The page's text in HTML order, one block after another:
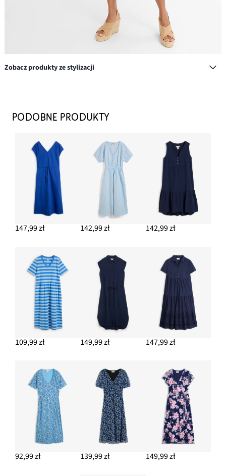
Zobacz produkty ze stylizacji
49,99 zł
Mała torebka na ramię
99,99 zł
DODAJ DO KOSZYKA
Kolczyki kółka
64,99 zł
124,99 zł
DODAJ DO KOSZYKA
PODOBNE PRODUKTY
147,99 zł 142,99 zł 142,99 zł
109,99 zł 149,99 zł 147,99 zł
92,99 zł 139,99 zł 149,99 zł